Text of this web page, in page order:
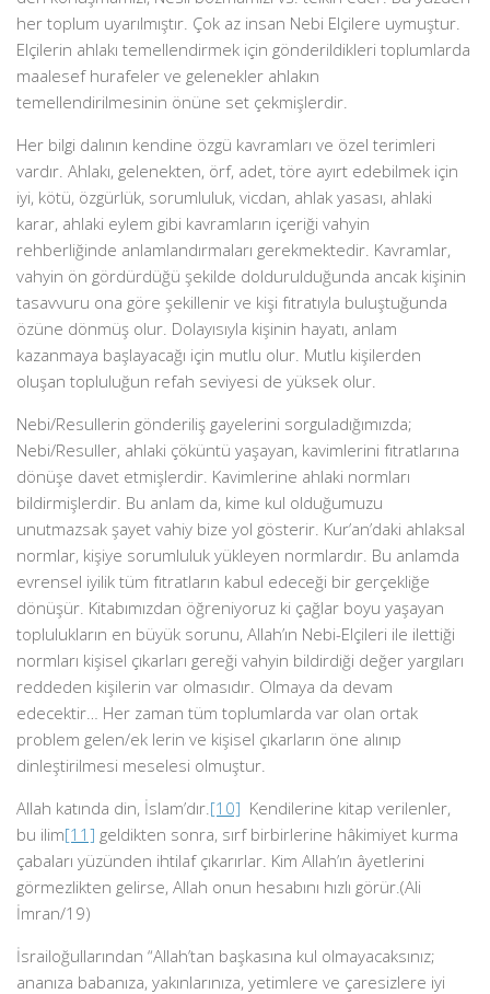
her toplum uyarılmıştır. Çok az insan Nebi Elçilere uymuştur.
Elçilerin ahlakı temellendirmek için gönderildikleri toplumlarda
maalesef hurafeler ve gelenekler ahlakın
temellendirilmesinin önüne set çekmişlerdir.
Her bilgi dalının kendine özgü kavramları ve özel terimleri
vardır. Ahlakı, gelenekten, örf, adet, töre ayırt edebilmek için
iyi, kötü, özgürlük, sorumluluk, vicdan, ahlak yasası, ahlaki
karar, ahlaki eylem gibi kavramların içeriği vahyin
rehberliğinde anlamlandırmaları gerekmektedir. Kavramlar,
vahyin ön gördürdüğü şekilde doldurulduğunda ancak kişinin
tasavvuru ona göre şekillenir ve kişi fıtratıyla buluştuğunda
özüne dönmüş olur. Dolayısıyla kişinin hayatı, anlam
kazanmaya başlayacağı için mutlu olur. Mutlu kişilerden
oluşan topluluğun refah seviyesi de yüksek olur.
Nebi/Resullerin gönderiliş gayelerini sorguladığımızda;
Nebi/Resuller, ahlaki çöküntü yaşayan, kavimlerini fıtratlarına
dönüşe davet etmişlerdir. Kavimlerine ahlaki normları
bildirmişlerdir. Bu anlam da, kime kul olduğumuzu
unutmazsak şayet vahiy bize yol gösterir. Kur’an’daki ahlaksal
normlar, kişiye sorumluluk yükleyen normlardır. Bu anlamda
evrensel iyilik tüm fıtratların kabul edeceği bir gerçekliğe
dönüşür. Kitabımızdan öğreniyoruz ki çağlar boyu yaşayan
toplulukların en büyük sorunu, Allah’ın Nebi-Elçileri ile ilettiği
normları kişisel çıkarları gereği vahyin bildirdiği değer yargıları
reddeden kişilerin var olmasıdır. Olmaya da devam
edecektir… Her zaman tüm toplumlarda var olan ortak
problem gelen/ek lerin ve kişisel çıkarların öne alınıp
dinleştirilmesi meselesi olmuştur.
Allah katında din, İslam’dır.[10] Kendilerine kitap verilenler,
bu ilim[11] geldikten sonra, sırf birbirlerine hâkimiyet kurma
çabaları yüzünden ihtilaf çıkarırlar. Kim Allah’ın âyetlerini
görmezlikten gelirse, Allah onun hesabını hızlı görür.(Ali
İmran/19)
İsrailoğullarından “Allah’tan başkasına kul olmayacaksınız;
ananıza babanıza, yakınlarınıza, yetimlere ve çaresizlere iyi